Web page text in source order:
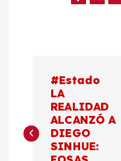
v
#Estado
LA
REALIDAD
ALCANZÓ A
DIEGO
SINHUE: